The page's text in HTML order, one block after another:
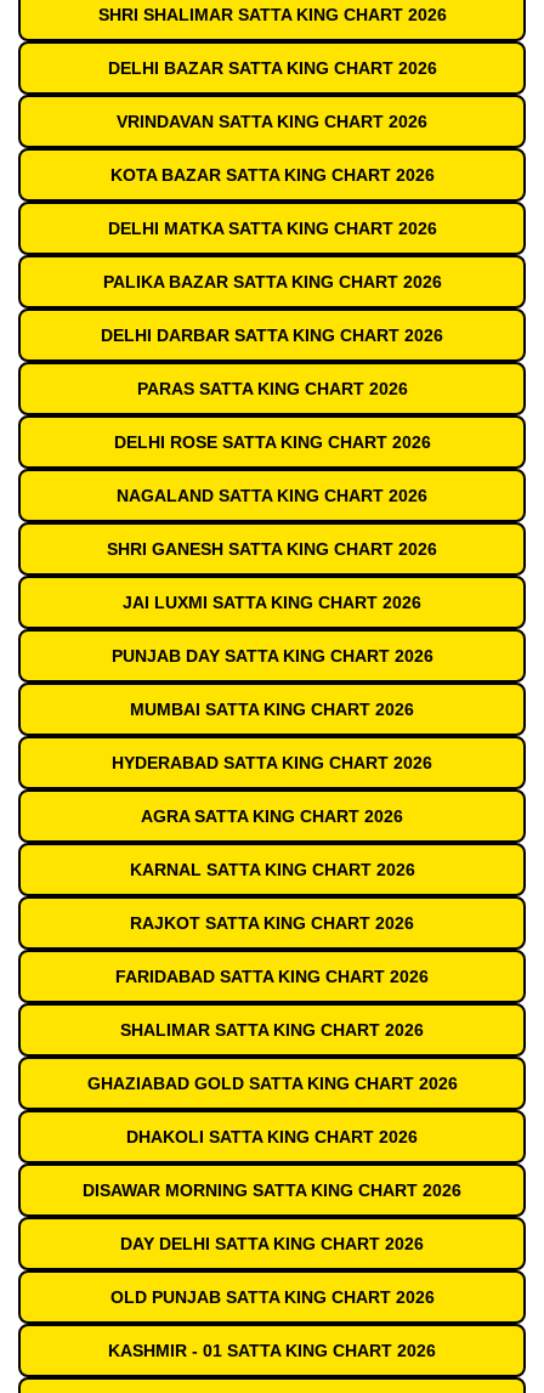
SHRI SHALIMAR SATTA KING CHART 2026
DELHI BAZAR SATTA KING CHART 2026
VRINDAVAN SATTA KING CHART 2026
KOTA BAZAR SATTA KING CHART 2026
DELHI MATKA SATTA KING CHART 2026
PALIKA BAZAR SATTA KING CHART 2026
DELHI DARBAR SATTA KING CHART 2026
PARAS SATTA KING CHART 2026
DELHI ROSE SATTA KING CHART 2026
NAGALAND SATTA KING CHART 2026
SHRI GANESH SATTA KING CHART 2026
JAI LUXMI SATTA KING CHART 2026
PUNJAB DAY SATTA KING CHART 2026
MUMBAI SATTA KING CHART 2026
HYDERABAD SATTA KING CHART 2026
AGRA SATTA KING CHART 2026
KARNAL SATTA KING CHART 2026
RAJKOT SATTA KING CHART 2026
FARIDABAD SATTA KING CHART 2026
SHALIMAR SATTA KING CHART 2026
GHAZIABAD GOLD SATTA KING CHART 2026
DHAKOLI SATTA KING CHART 2026
DISAWAR MORNING SATTA KING CHART 2026
DAY DELHI SATTA KING CHART 2026
OLD PUNJAB SATTA KING CHART 2026
KASHMIR - 01 SATTA KING CHART 2026